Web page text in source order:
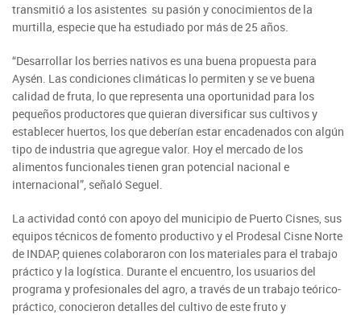
transmitió a los asistentes su pasión y conocimientos de la
murtilla, especie que ha estudiado por más de 25 años.
“Desarrollar los berries nativos es una buena propuesta para
Aysén. Las condiciones climáticas lo permiten y se ve buena
calidad de fruta, lo que representa una oportunidad para los
pequeños productores que quieran diversificar sus cultivos y
establecer huertos, los que deberían estar encadenados con algún
tipo de industria que agregue valor. Hoy el mercado de los
alimentos funcionales tienen gran potencial nacional e
internacional”, señaló Seguel.
La actividad contó con apoyo del municipio de Puerto Cisnes, sus
equipos técnicos de fomento productivo y el Prodesal Cisne Norte
de INDAP, quienes colaboraron con los materiales para el trabajo
práctico y la logística. Durante el encuentro, los usuarios del
programa y profesionales del agro, a través de un trabajo teórico-
práctico, conocieron detalles del cultivo de este fruto y